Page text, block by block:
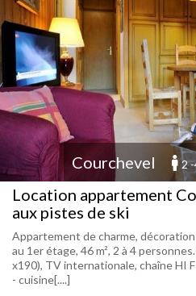
Courchevel 2
Location appartement
aux pistes de ski
Appartement de charme,
au 1er étage, 46 m², 2 à 4
x190), TV internationale, chaîne HI
- cuisine[....]